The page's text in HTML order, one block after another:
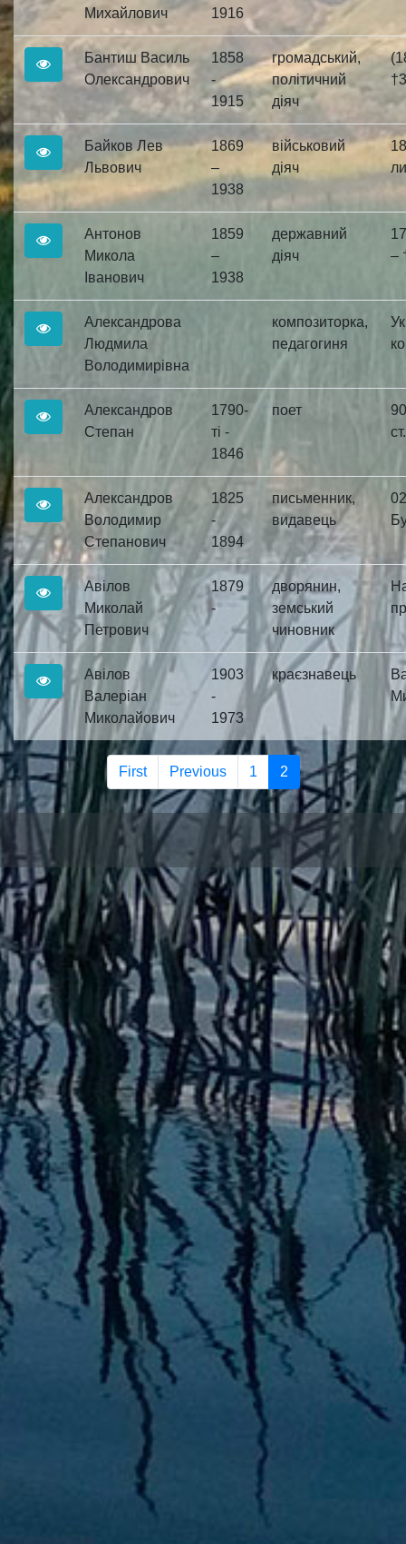
Михайлович
1916
Бантиш Василь
Олександрович
1858
-
1915
громадський,
політичний
діяч
Байков Лев
Львович
1869
–
1938
військовий
діяч
Антонов
Микола
Іванович
1859
–
1938
державний
діяч
–
Александрова
Людмила
Володимирівна
композиторка,
педагогиня
Александров
Степан
1790-
ті -
1846
поет
Александров
Володимир
Степанович
1825
-
1894
письменник,
видавець
Авілов
Миколай
Петрович
1879
-
дворянин,
земський
чиновник
Авілов
Валеріан
Миколайович
1903
-
1973
краєзнавець
First Previous 1 2